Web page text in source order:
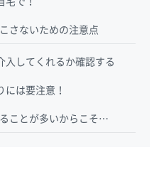
さないための注意点
入してくれるか確認する
には要注意！
ことが多いからこそ…